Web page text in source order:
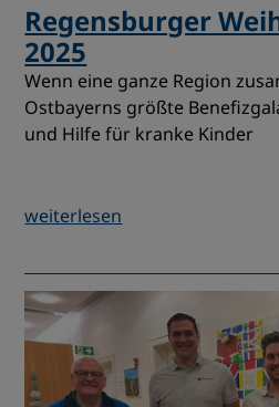
Regensburger
2025
Wenn eine ganze Region
Ostbayerns größte
und Hilfe für kranke Kinder
weiterlesen